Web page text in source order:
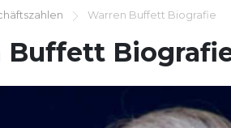
Warren Buffett Biografie
Buffett